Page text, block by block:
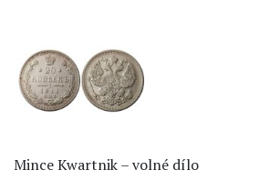
Mince Kwartnik – volné dílo